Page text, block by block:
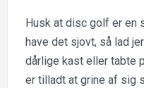
Husk at disc golf er en
have det sjovt, så lad
dårlige kast eller tabte
er tilladt at grine af sig